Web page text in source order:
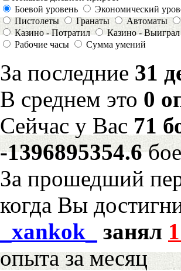
Боевой уровень
Экономический
Пистолеты
Гранаты Автоматы
Казино - Потратил
Казино - Выиграл
Рабочие часы
Сумма умений
За последние 31
В среднем это 0
Сейчас у Вас 71
-1396895354.6
За прошедший
когда Вы
_xankok_
занял
опыта за месяц